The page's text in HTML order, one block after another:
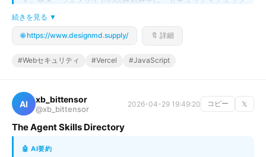
ポイント」が表示されることはありません。このページは「ブラ
ウザの検証」や「JavaScriptの有効化」を要求することで、ユー
ザーを不安にさせ、不正な操作を促す手口です。もしこのような
然でないかを入念に確認し、絶対に指示に従って操作を進めない
なポップアップやチェックポイントは即座に無視することが重要
です。
続きを見る ▼
🌐 https://www.designmd.supply/ 🔖 詳細
#Webセキュリティ #Vercel #JavaScript
AI xb_bittensor
@xb_bittensor
2026-04-29 19:49:20 コピー 𝕏
The Agent Skills Directory
🤖 AI要約